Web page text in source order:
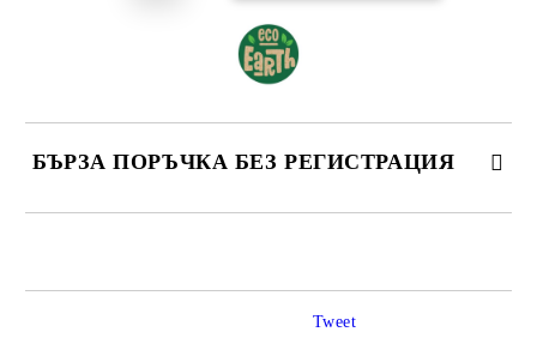
БЪРЗА ПОРЪЧКА БЕЗ РЕГИСТРАЦИЯ
Tweet